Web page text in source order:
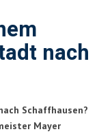
nach
Schaffhausen?
Mayer